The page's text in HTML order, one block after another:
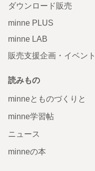
ダウンロード販売
minne PLUS
minne LAB
販売支援企画・イベント
読みもの
minneとものづくりと
minne学習帖
ニュース
minneの本